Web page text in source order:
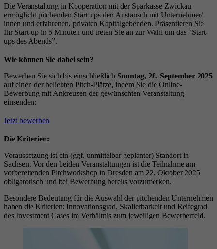
Die Veranstaltung in Kooperation mit der Sparkasse Zwickau
ermöglicht pitchenden Start-ups den Austausch mit Unternehmer/-
innen und erfahrenen, privaten Kapitalgebenden. Präsentieren Sie
Ihr Start-up in 5 Minuten und treten Sie an zur Wahl um das “Start-
ups des Abends”.
Wie können Sie dabei sein?
Bewerben Sie sich bis einschließlich Sonntag, 28. September 2025
auf einen der beliebten Pitch-Plätze, indem Sie die Online-
Bewerbung mit Ankreuzen der gewünschten Veranstaltung
einsenden:
Jetzt bewerben
Die Kriterien:
Voraussetzung ist ein (ggf. unmittelbar geplanter) Standort in
Sachsen. Vor den beiden Veranstaltungen ist die Teilnahme am
vorbereitenden Pitchworkshop in Dresden am 22. Oktober 2025
obligatorisch und bei Bewerbung bereits vorzumerken.
Besondere Bedeutung für die Auswahl der pitchenden Unternehmen
haben die Kriterien: Innovationsgrad, Skalierbarkeit und Reifegrad
des Investment Cases im Verhältnis zum jeweiligen Bewerberfeld.